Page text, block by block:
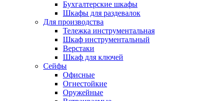
Бухгалтерские шкафы
Шкафы для раздевалок
Для производства
Тележка инструментальная
Шкаф инструментальный
Верстаки
Шкаф для ключей
Сейфы
Офисные
Огнестойкие
Оружейные